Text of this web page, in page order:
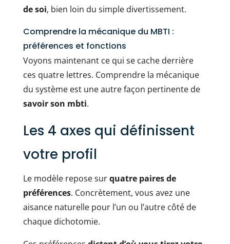
de soi, bien loin du simple divertissement.
Comprendre la mécanique du MBTI :
préférences et fonctions
Voyons maintenant ce qui se cache derrière
ces quatre lettres. Comprendre la mécanique
du système est une autre façon pertinente de
savoir son mbti.
Les 4 axes qui définissent
votre profil
Le modèle repose surquatre paires de
préférences. Concrètement, vous avez une
aisance naturelle pour l’un ou l’autre côté de
chaque dichotomie.